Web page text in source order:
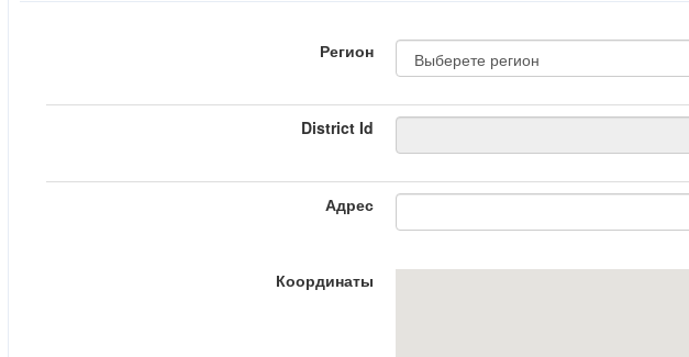
Регион
District Id
Адрес
Координаты